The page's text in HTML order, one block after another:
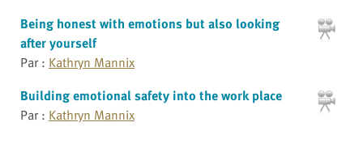
Being honest with emotions but also looking
after yourself
Par : Kathryn Mannix
Building emotional safety into the work place
Par : Kathryn Mannix